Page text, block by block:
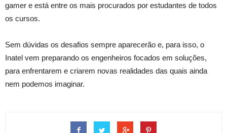
gamer e está entre os mais procurados por estudantes de todos
os cursos.
Sem dúvidas os desafios sempre aparecerão e, para isso, o
Inatel vem preparando os engenheiros focados em soluções,
para enfrentarem e criarem novas realidades das quais ainda
nem podemos imaginar.